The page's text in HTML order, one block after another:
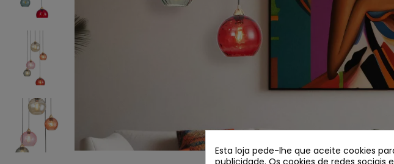
Esta loja pede-lhe que aceite cookies